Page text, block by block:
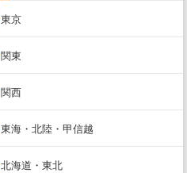
東京
東京版TOP
東京全域
渋谷・恵比寿・目黒
新宿・歌舞伎町・新大久保・高
関東
関東版TOP
関東全域
埼玉県
関西
関西版TOP
関西全域
東海・北陸・甲信越
東海・北陸・甲信越版TOP
北海道・東北